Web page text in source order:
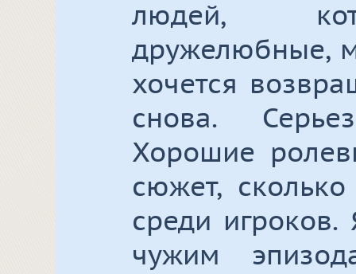
людей,
дружелюбные,
хочется
снова.
Хорошие
сюжет,
среди
чужим